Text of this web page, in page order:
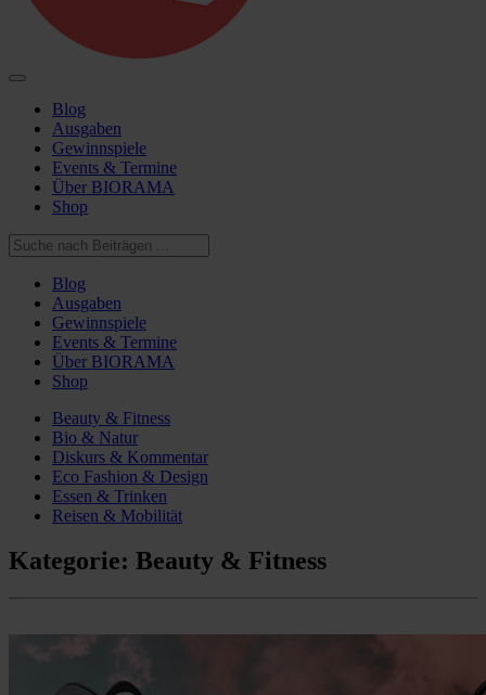
Blog
Ausgaben
Gewinnspiele
Events & Termine
Über BIORAMA
Shop
Blog
Ausgaben
Gewinnspiele
Events & Termine
Über BIORAMA
Shop
Beauty & Fitness
Bio & Natur
Diskurs & Kommentar
Eco Fashion & Design
Essen & Trinken
Reisen & Mobilität
Kategorie: Beauty & Fitness